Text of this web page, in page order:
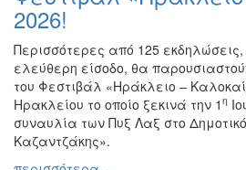
Παζάρι
Ειδών
Συνέδρια
Ημερίδες
-
Διημερίδες
Σεμινάρια-
2026!
Περισσότερες από 125
ελεύθερη είσοδο, θα
του Φεστιβάλ «Ηράκλειο –
Ηρακλείου το οποίο ξεκινά την 1 η
συναυλία των Πυξ Λαξ στο
Καζαντζάκης».